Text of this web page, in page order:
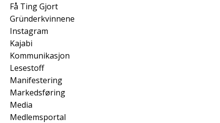
Få Ting Gjort
Gründerkvinnene
Instagram
Kajabi
Kommunikasjon
Lesestoff
Manifestering
Markedsføring
Media
Medlemsportal